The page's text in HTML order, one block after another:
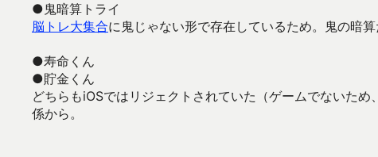
●鬼暗算トライ
脳トレ大集合に鬼じゃない形で存在しているため。鬼の暗算
●寿命くん
●貯金くん
どちらもiOSではリジェクトされていた（ゲームでないた
係から。